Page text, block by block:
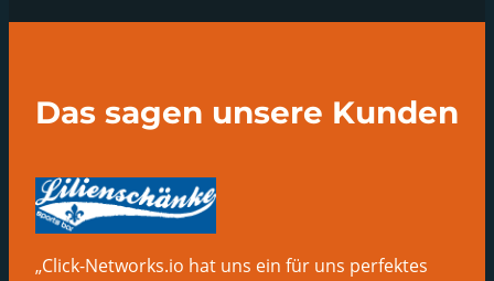
Das sagen unsere Kunden
„Click-Networks.io hat uns ein für uns perfektes